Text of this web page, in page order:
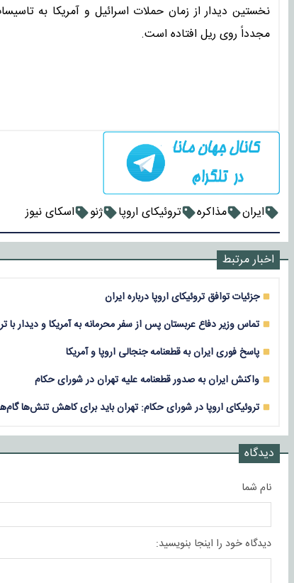
نخستین دیدار از زمان حملات اسرائیل و آمریکا به
مجدداً روی ریل افتاده است.
ایران مذاکره تروئیکای اروپا ژنو اسکای نیوز
اخبار مرتبط
جزئیات توافق تروئیکای اروپا درباره ایران
تماس وزیر دفاع عربستان پس از سفر محرمانه به آمریکا و دیدار با
پاسخ فوری ایران به قطعنامه جنجالی اروپا و آمریکا
واکنش ایران به صدور قطعنامه علیه تهران در شورای حکام
تروئیکای اروپا در شورای حکام: تهران باید برای کاهش تنش‌ها
دیدگاه
نام شما
دیدگاه خود را اینجا بنویسید: